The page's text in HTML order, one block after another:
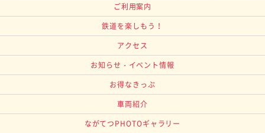
ご利用案内
鉄道を楽しもう！
アクセス
お知らせ・イベント情報
お得なきっぷ
車両紹介
ながてつPHOTOギャラリー